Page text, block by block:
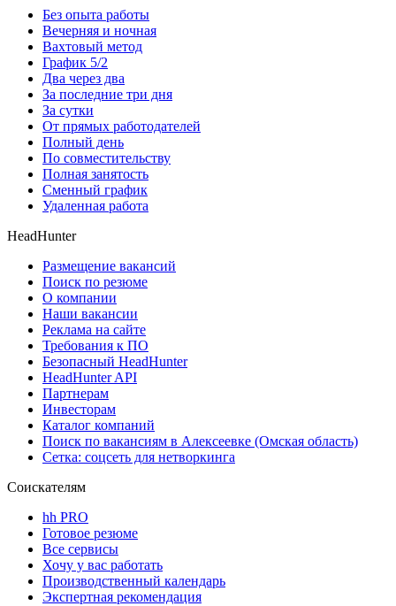
Без опыта работы
Вечерняя и ночная
Вахтовый метод
График 5/2
Два через два
За последние три дня
За сутки
От прямых работодателей
Полный день
По совместительству
Полная занятость
Сменный график
Удаленная работа
HeadHunter
Размещение вакансий
Поиск по резюме
О компании
Наши вакансии
Реклама на сайте
Требования к ПО
Безопасный HeadHunter
HeadHunter API
Партнерам
Инвесторам
Каталог компаний
Поиск по вакансиям в Алексеевке (Омская область)
Сетка: соцсеть для нетворкинга
Соискателям
hh PRO
Готовое резюме
Все сервисы
Хочу у вас работать
Производственный календарь
Экспертная рекомендация